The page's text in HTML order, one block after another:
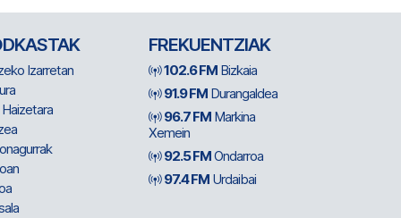
Izarretan
FREKUENTZIAK
102.6 FM Bizkaia
91.9 FM Durangaldea
96.7 FM Markina
Xemein
92.5 FMOndarroa
97.4 FM Urdaibai